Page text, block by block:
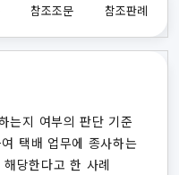
참조조문 참조판례
는지 여부의 판단 기준
택배 업무에 종사하는
당한다고 한 사례